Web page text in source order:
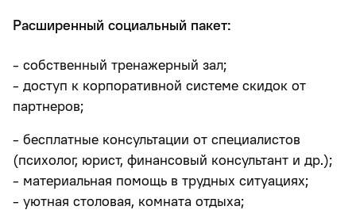
Расширенный социальный пакет:
- собственный тренажерный зал;
- доступ к корпоративной системе скидок от
партнеров;
- бесплатные консультации от специалистов
(психолог, юрист, финансовый консультант и др.);
- материальная помощь в трудных ситуациях;
- уютная столовая, комната отдыха;